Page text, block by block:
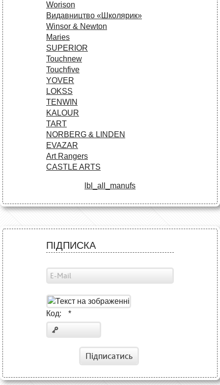
Worison
Видавництво «Школярик»
Winsor & Newton
Maries
SUPERIOR
Touchnew
Touchfive
YOVER
LOKSS
TENWIN
KALOUR
TART
NORBERG & LINDEN
EVAZAR
Art Rangers
CASTLE ARTS
lbl_all_manufs
ПІДПИСКА
Код: *
Підписатись